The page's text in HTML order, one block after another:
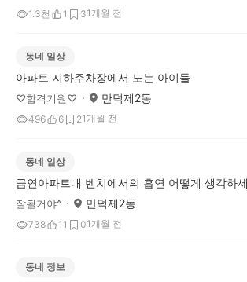
1.3천 1 31개월 전
동네 일상
아파트 지하주차장에서 노는 아이들
♡합격기원♡ 만덕제2동
496 6 21개월 전
동네 일상
금연아파트내 벤치에서의 흡연 어떻게 생각하
잘될거야^ 만덕제2동
738 11 01개월 전
동네 정보